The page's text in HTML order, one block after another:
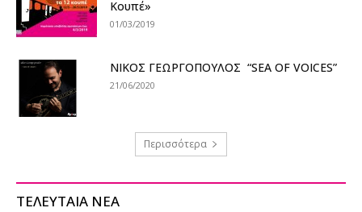
Κουπέ»
01/03/2019
ΝΙΚΟΣ ΓΕΩΡΓΟΠΟΥΛΟΣ “SEA OF VOICES”
21/06/2020
Περισσότερα
ΤΕΛΕΥΤΑΙΑ ΝΕΑ